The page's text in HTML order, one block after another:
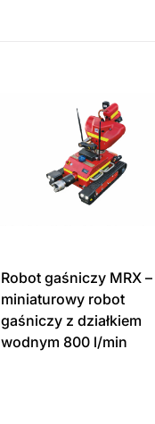
Robot gaśniczy MRX –
miniaturowy robot
gaśniczy z działkiem
wodnym 800 l/min